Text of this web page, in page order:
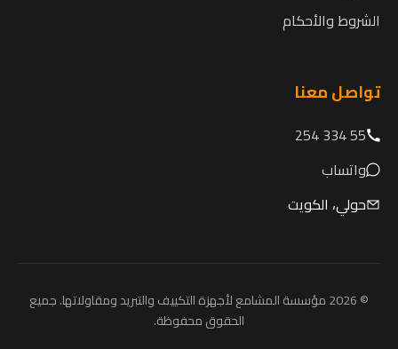
الشروط والأحكام
تواصل معنا
55 334 254
واتساب
حولي، الكويت
© 2026 مؤسسة المشامع لأجهزة التكييف والتبريد ومقاولاتها. جميع
الحقوق محفوظة.